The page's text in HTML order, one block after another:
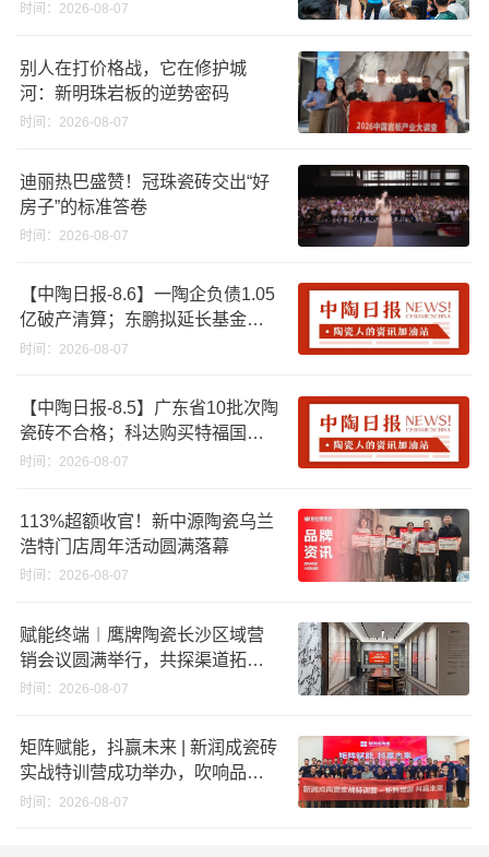
时间：2026-08-07
别人在打价格战，它在修护城
河：新明珠岩板的逆势密码
时间：2026-08-07
迪丽热巴盛赞！冠珠瓷砖交出“好
房子”的标准答卷
时间：2026-08-07
【中陶日报-8.6】一陶企负债1.05
亿破产清算；东鹏拟延长基金投
资期限；工信部开展建陶行业能
时间：2026-08-07
【中陶日报-8.5】广东省10批次陶
瓷砖不合格；科达购买特福国际
股份申请未通过；蒙娜丽莎5千万
破18亿元
时间：2026-08-07
113%超额收官！新中源陶瓷乌兰
浩特门店周年活动圆满落幕
时间：2026-08-07
赋能终端︱鹰牌陶瓷长沙区域营
销会议圆满举行，共探渠道拓展
与门店升级新路径
时间：2026-08-07
矩阵赋能，抖赢未来 | 新润成瓷砖
实战特训营成功举办，吹响品牌
秋季营销冲锋号！
时间：2026-08-07